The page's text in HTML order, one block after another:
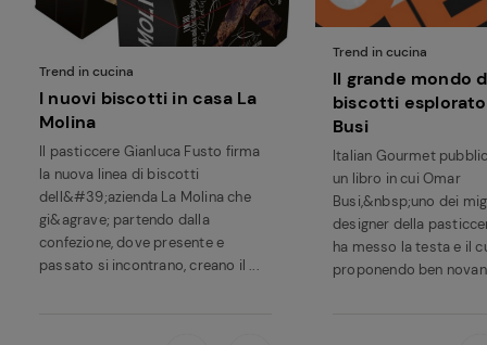
Trend in cucina
I nuovi biscotti in casa La
Molina
Il pasticcere Gianluca Fusto firma
la nuova linea di biscotti
dell&#39;azienda La Molina che
gi&agrave; partendo dalla
confezione, dove presente e
passato si incontrano, creano il ...
Trend in cucina
Il grande mondo
biscotti
Busi
Italian Gourmet
un libro in cui Omar
Busi,&nbsp;uno dei
designer della
ha messo la testa e il
proponendo ben